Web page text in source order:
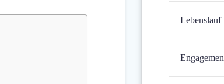
Lebenslauf